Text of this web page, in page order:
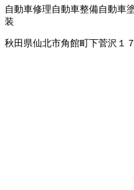
自動車修理自動車整備自動車
装
秋田県仙北市角館町下菅沢１